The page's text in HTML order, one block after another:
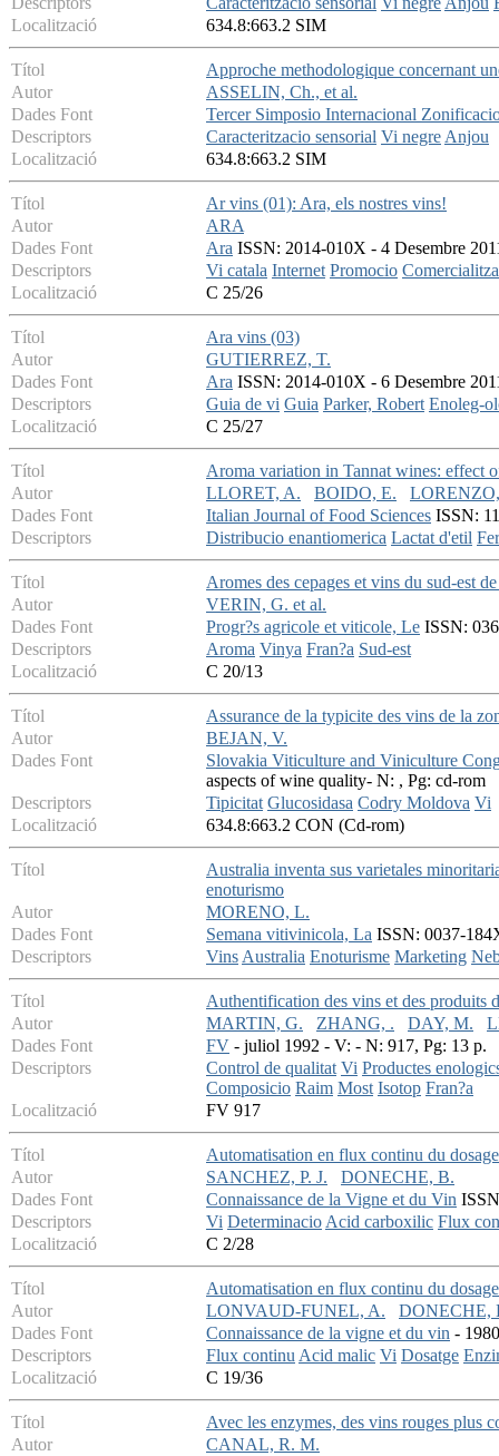
Localització
634.8:663.2 SIM
Títol
Approche methodologique concernant
Autor
ASSELIN, Ch., et al.
Dades Font
Tercer Simposio Internacional
Descriptors
Caracteritzacio sensorial Vi negreAnjou
Localització
634.8:663.2 SIM
Títol
Ar vins (01): Ara, els nostres vins!
Autor
ARA
Dades Font
Ara ISSN: 2014-010X - 4 Desembre
Descriptors
Vi catala Internet Promocio
Localització
C 25/26
Títol
Ara vins (03)
Autor
GUTIERREZ, T.
Dades Font
Ara ISSN: 2014-010X - 6 Desembre
Descriptors
Guia de vi Guia Parker, Robert Enoleg-
Localització
C 25/27
Títol
Aroma variation in Tannat wines: effect
Autor
LLORET, A. BOIDO, E.
Dades Font
Italian Journal of Food Sciences ISSN:
Descriptors
Distribucio enantiomerica Lactat d'etil
Títol
Aromes des cepages et vins du sud-est
Autor
VERIN, G. et al.
Dades Font
Progr?s agricole et viticole, Le ISSN:
Descriptors
Aroma Vinya Fran?a Sud-est
Localització
C 20/13
Títol
Assurance de la typicite des vins de la
Autor
BEJAN, V.
Dades Font
Slovakia Viticulture and Viniculture
aspects of wine quality- N: , Pg: cd-rom
Descriptors
Tipicitat Glucosidasa Codry Moldova Vi
Localització
634.8:663.2 CON (Cd-rom)
Títol
Australia inventa sus varietales
enoturismo
Autor
MORENO, L.
Dades Font
Semana vitivinicola, La ISSN: 0037-
Descriptors
VinsAustralia Enoturisme Marketing
Títol
Authentification des vins et des produits
Autor
MARTIN, G. ZHANG, . DAY, M.
Dades Font
FV - juliol 1992 - V: - N: 917, Pg: 13 p.
Descriptors
Control de qualitat Vi Productes
Composicio Raim Most Isotop Fran?a
Localització
FV 917
Títol
Automatisation en flux continu du
Autor
SANCHEZ, P. J.
DONECHE, B.
Dades Font
Connaissance de la Vigne et du Vin
Descriptors
Vi DeterminacioAcid carboxilic Flux
Localització
C 2/28
Títol
Automatisation en flux continu du
Autor
LONVAUD-FUNEL, A.
DONECHE,
Dades Font
Connaissance de la vigne et du vin -
Descriptors
Flux continuAcid malic Vi Dosatge
Localització
C 19/36
Títol
Avec les enzymes, des vins rouges plus
Autor
CANAL, R. M.